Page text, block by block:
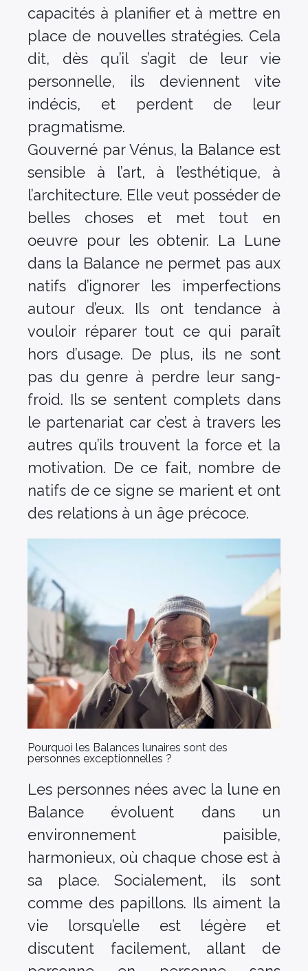
capacités à planifier et à mettre en
place de nouvelles stratégies. Cela
dit, dès qu’il s’agit de leur vie
personnelle, ils deviennent vite
indécis, et perdent de leur
pragmatisme.
Gouverné par Vénus, la Balance est
sensible à l’art, à l’esthétique, à
l’architecture. Elle veut posséder de
belles choses et met tout en
oeuvre pour les obtenir. La Lune
dans la Balance ne permet pas aux
natifs d’ignorer les imperfections
autour d’eux. Ils ont tendance à
vouloir réparer tout ce qui paraît
hors d’usage. De plus, ils ne sont
pas du genre à perdre leur sang-
froid. Ils se sentent complets dans
le partenariat car c’est à travers les
autres qu’ils trouvent la force et la
motivation. De ce fait, nombre de
natifs de ce signe se marient et ont
des relations à un âge précoce.
Pourquoi les Balances lunaires sont des
personnes exceptionnelles ?
Les personnes nées avec la lune en
Balance évoluent dans un
environnement paisible,
harmonieux, où chaque chose est à
sa place. Socialement, ils sont
comme des papillons. Ils aiment la
vie lorsqu’elle est légère et
discutent facilement, allant de